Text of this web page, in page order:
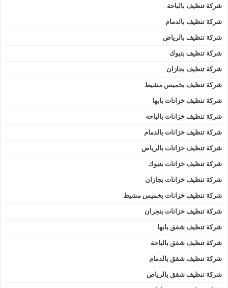
شركة تنظيف بالباحة
شركة تنظيف بالدمام
شركة تنظيف بالرياض
شركة تنظيف بتبوك
شركة تنظيف بجازان
شركة تنظيف بخميس مشيط
شركة تنظيف خزانات بابها
شركة تنظيف خزانات بالباحه
شركة تنظيف خزانات بالدمام
شركة تنظيف خزانات بالرياض
شركة تنظيف خزانات بتبوك
شركة تنظيف خزانات بجازان
شركة تنظيف خزانات بخميس مشيط
شركة تنظيف خزانات بنجران
شركة تنظيف شقق بابها
شركة تنظيف شقق بالباحة
شركة تنظيف شقق بالدمام
شركة تنظيف شقق بالرياض